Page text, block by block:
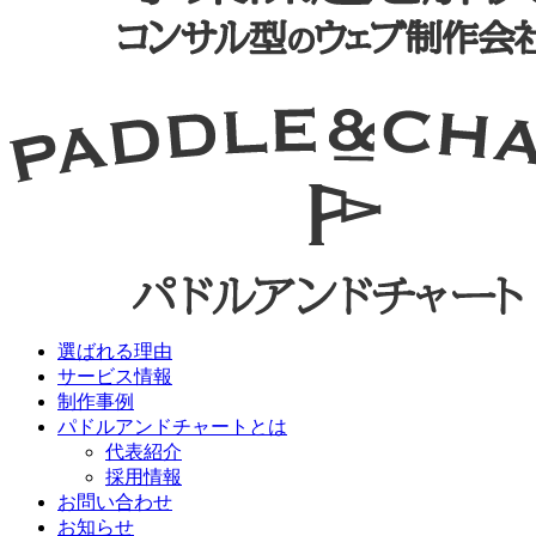
選ばれる理由
サービス情報
制作事例
パドルアンドチャートとは
代表紹介
採用情報
お問い合わせ
お知らせ